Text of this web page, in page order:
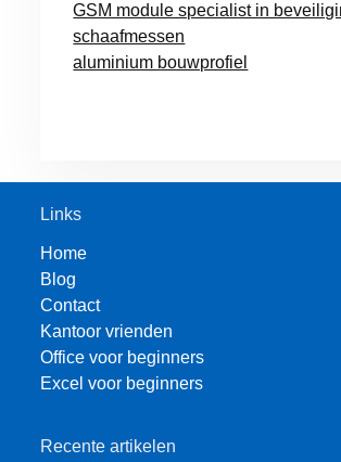
GSM module specialist in
schaafmessen
aluminium bouwprofiel
Links
Home
Blog
Contact
Kantoor vrienden
Office voor beginners
Excel voor beginners
Recente artikelen